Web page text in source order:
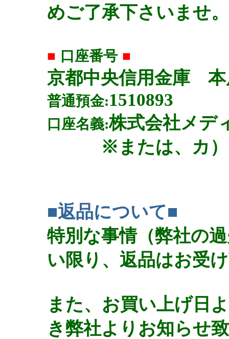
めご了承下さいませ。
■ 口座番号 ■
京都中央信用金庫 本
普通預金:1510893
口座名義:株式会社メデ
※または、 カ
■返品について■
特別な事情（弊社の
い限り、返品はお受
また、お買い上げ日
き弊社よりお知らせ